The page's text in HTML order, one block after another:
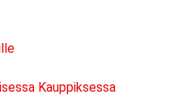
Kauppiksessa